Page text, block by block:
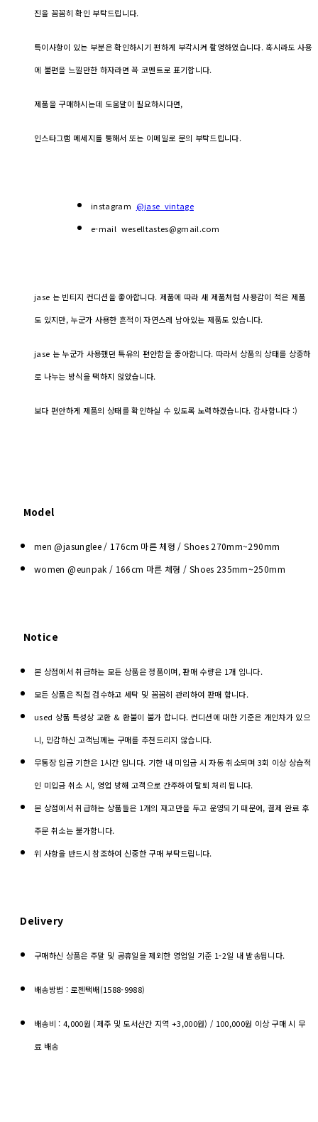
진을 꼼꼼히 확인 부탁드립니다.
특이사항이 있는 부분은 확인하시기 편하게 부각시켜 촬영하였습니다. 혹시라도 사용
에 불편을 느낄만한 하자라면 꼭 코멘트로 표기합니다.
제품을 구매하시는데 도움말이 필요하시다면,
인스타그램 메세지를 통해서 또는 이메일로 문의 부탁드립니다.
instagram @jase_vintage
e-mail weselltastes@gmail.com
jase 는 빈티지 컨디션을 좋아합니다. 제품에 따라 새 제품처럼 사용감이 적은 제품
도 있지만, 누군가 사용한 흔적이 자연스레 남아있는 제품도 있습니다.
jase 는 누군가 사용했던 특유의 편안함을 좋아합니다. 따라서 상품의 상태를 상중하
로 나누는 방식을 택하지 않았습니다.
보다 편안하게 제품의 상태를 확인하실 수 있도록 노력하겠습니다. 감사합니다 :)
Model
men @jasunglee / 176cm 마른 체형 / Shoes 270mm~290mm
women @eunpak / 166cm 마른 체형 / Shoes 235mm~250mm
Notice
본 상점에서 취급하는 모든 상품은 정품이며, 판매 수량은 1개 입니다.
모든 상품은 직접 검수하고 세탁 및 꼼꼼히 관리하여 판매 합니다.
used 상품 특성상 교환 & 환불이 불가 합니다. 컨디션에 대한 기준은 개인차가 있으
니, 민감하신 고객님께는 구매를 추천드리지 않습니다.
무통장 입금 기한은 1시간 입니다. 기한 내 미입금 시 자동 취소되며 3회 이상 상습적
인 미입금 취소 시, 영업 방해 고객으로 간주하여 탈퇴 처리 됩니다.
본 상점에서 취급하는 상품들은 1개의 재고만을 두고 운영되기 때문에, 결제 완료 후
주문 취소는 불가합니다.
위 사항을 반드시 참조하여 신중한 구매 부탁드립니다.
Delivery
구매하신 상품은 주말 및 공휴일을 제외한 영업일 기준 1-2일 내 발송됩니다.
배송방법 : 로젠택배(1588-9988)
배송비 : 4,000원 (제주 및 도서산간 지역 +3,000원) / 100,000원 이상 구매 시 무
료 배송